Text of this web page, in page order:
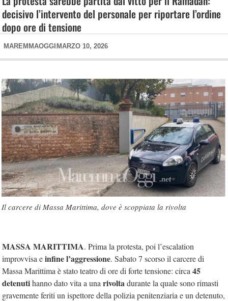
decisivo l’intervento del personale per riportare l’ordine
dopo ore di tensione
MAREMMAOGGI MARZO 10, 2026
Il carcere di Massa Marittima, dove è scoppiata la rivolta
MASSA MARITTIMA. Prima la protesta, poi l’escalation
improvvisa einfine l’aggressione. Sabato 7 scorso il carcere di
Massa Marittima è stato teatro di ore di forte tensione: circa 45
detenutihanno dato vita a una rivoltadurante la quale sono rimasti
gravemente feriti un ispettore della polizia penitenziaria e un detenuto,